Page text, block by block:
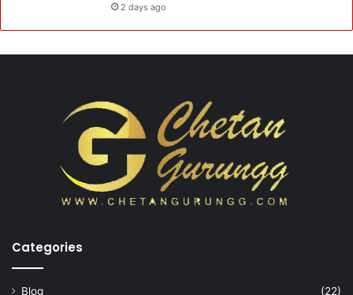
2 days ago
Categories
Blog
(22)